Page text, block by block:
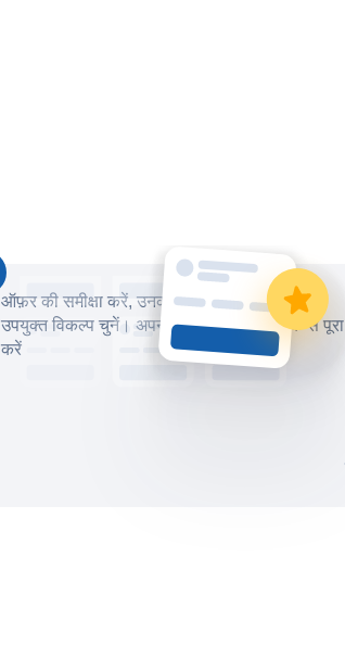
ऑफ़र की समीक्षा करें, उनकी तुलना करें और सबसे
उपयुक्त विकल्प चुनें। अपना लेनदेन सुरक्षित तरीके से पूरा
करें